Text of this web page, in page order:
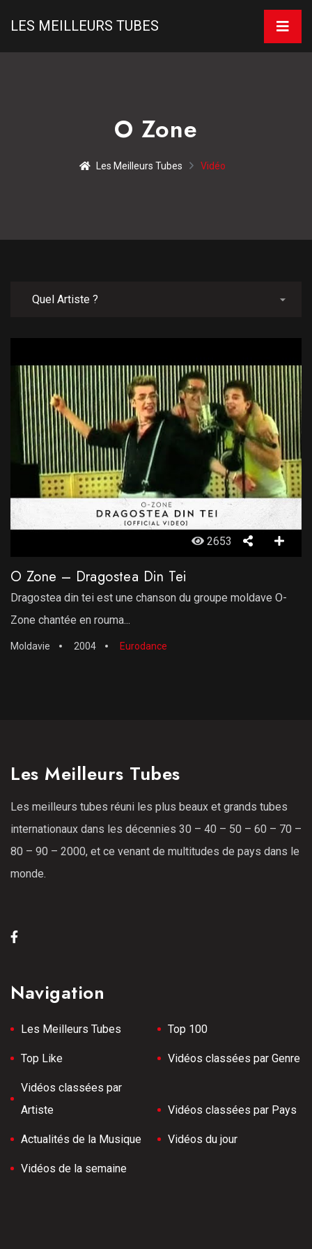
LES MEILLEURS TUBES
O Zone
Les Meilleurs Tubes Vidéo
2653
O Zone – Dragostea Din Tei
Dragostea din tei est une chanson du groupe moldave O-
Zone chantée en rouma...
Moldavie 2004 Eurodance
Les Meilleurs Tubes
Les meilleurs tubes réuni les plus beaux et grands tubes
internationaux dans les décennies 30 – 40 – 50 – 60 – 70 –
80 – 90 – 2000, et ce venant de multitudes de pays dans le
monde.
Navigation
Les Meilleurs Tubes Top 100
Top Like Vidéos classées par Genre
Vidéos classées par
Artiste
Vidéos classées par Pays
Actualités de la Musique Vidéos du jour
Vidéos de la semaine